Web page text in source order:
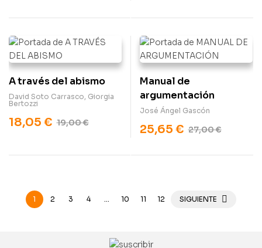
A través del abismo
David Soto Carrasco, Giorgia
Bertozzi
19,00€
18,05 €
Manual de
argumentación
José Ángel Gascón
27,00€
25,65 €
1 2 3 4 … 10 11 12 SIGUIENTE